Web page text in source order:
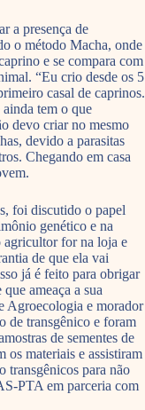
a presença de
o método Macha, onde
e se compara com
“Eu crio desde os 5
casal de caprinos.
ainda tem o que
devo criar no mesmo
devido a parasitas
Chegando em casa
foi discutido o papel
genético e na
agricultor for na loja e
de que ela vai
já é feito para obrigar
ameaça a sua
Agroecologia e morador
de transgênico e foram
de sementes de
os materiais e assistiram
transgênicos para não
PTA em parceria com